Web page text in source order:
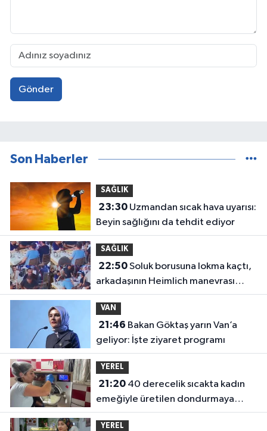
Gönder
Son Haberler
SAĞLIK
23:30Uzmandan sıcak hava uyarısı:
Beyin sağlığını da tehdit ediyor
SAĞLIK
22:50Soluk borusuna lokma kaçtı,
arkadaşının Heimlich manevrası
hayatını kurtardı
VAN
21:46
geliyor: İşte ziyaret programı
YEREL
21:2040 derecelik sıcakta kadın
emeğiyle üretilen dondurmaya
yoğun ilgi
YEREL